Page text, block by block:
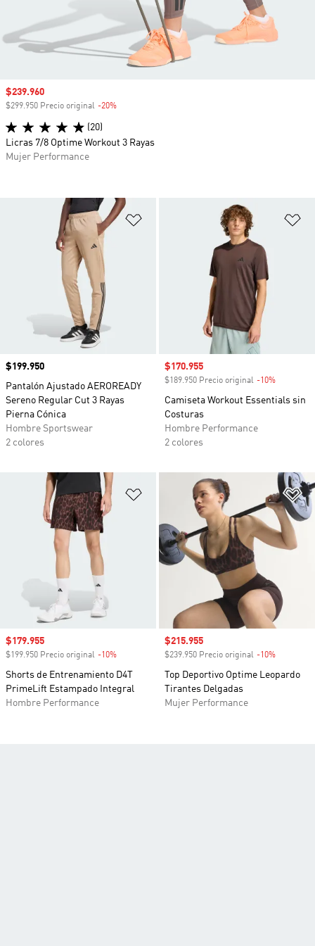
Añadir a la lista de deseos
Precio
$199.950
Pantalón Ajustado AEROREADY
Sereno Regular Cut 3 Rayas
Pierna Cónica
Hombre Sportswear
2 colores
Precio de venta
$170.955
$189.950 Precio original -10%
Camiseta Workout Essentials sin
Costuras
Hombre Performance
2 colores
Añadir a la lista de deseos
Precio de venta
$179.955
$199.950 Precio original -10%
Shorts de Entrenamiento D4T
PrimeLift Estampado Integral
Hombre Performance
Precio de venta
$215.955
$239.950 Precio original -10%
Top Deportivo Optime Leopardo
Tirantes Delgadas
Mujer Performance
Precio de venta
$239.960
$299.950 Precio original -20%
(20)
Licras 7/8 Optime Workout 3 Rayas
Mujer Performance